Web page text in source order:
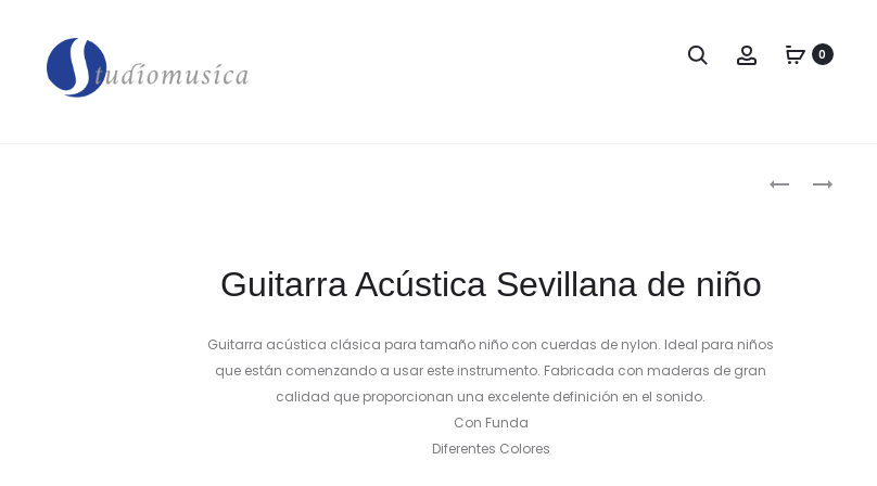
0
INTERFAZ
Guitarra Acústica Sevillana de niño
Guitarra acústica clásica para tamaño niño con cuerdas de nylon. Ideal para niños
que están comenzando a usar este instrumento. Fabricada con maderas de gran
calidad que proporcionan una excelente definición en el sonido.
Con Funda
Diferentes Colores